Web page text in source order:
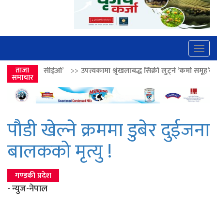
ताजा
समाचार
उपत्यकामा श्रृंखलाबद्ध सिक्री लुट्ने ‘कर्मा समूह’का नाइकेसहित पाँच पक्राउ
पौडी खेल्ने क्रममा डुबेर दुईजना
बालकको मृत्यु !
गण्डकी प्रदेश
- न्युज-नेपाल